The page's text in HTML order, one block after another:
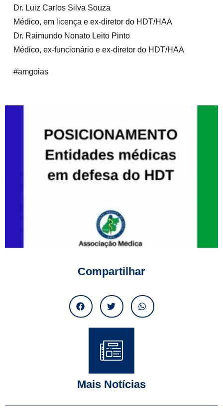
Dr. Luiz Carlos Silva Souza
Médico, em licença e ex-diretor do HDT/HAA
Dr. Raimundo Nonato Leito Pinto
Médico, ex-funcionário e ex-diretor do HDT/HAA
#amgoias
Compartilhar
Mais Notícias